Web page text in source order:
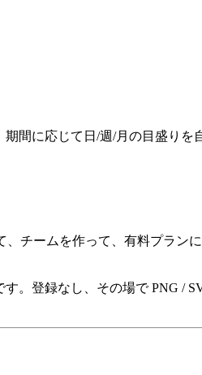
間に応じて日/週/月の目盛り
チームを作って、有料プラ
。登録なし、その場で PNG /